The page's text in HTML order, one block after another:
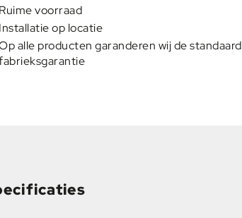
Ruime voorraad
Installatie op locatie
alle producten garanderen wij de standaard